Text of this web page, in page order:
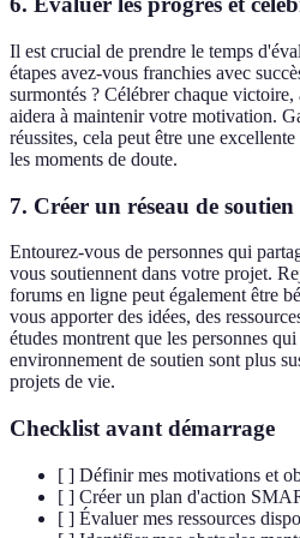
Il est crucial de prendre le temps
étapes avez-vous franchies avec
surmontés ? Célébrer chaque
aidera à maintenir votre motivation.
réussites, cela peut être une
les moments de doute.
7. Créer un réseau de soutien
Entourez-vous de personnes qui
vous soutiennent dans votre projet.
forums en ligne peut également être
vous apporter des idées, des
études montrent que les personnes
environnement de soutien sont plus
projets de vie.
Checklist avant démarrage
[ ] Définir mes motivations et
[ ] Créer un plan d'action
[ ] Évaluer mes ressources